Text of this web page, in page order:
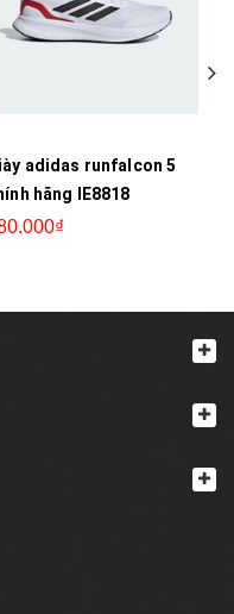
adidas runfalcon 5
hãng IE8818